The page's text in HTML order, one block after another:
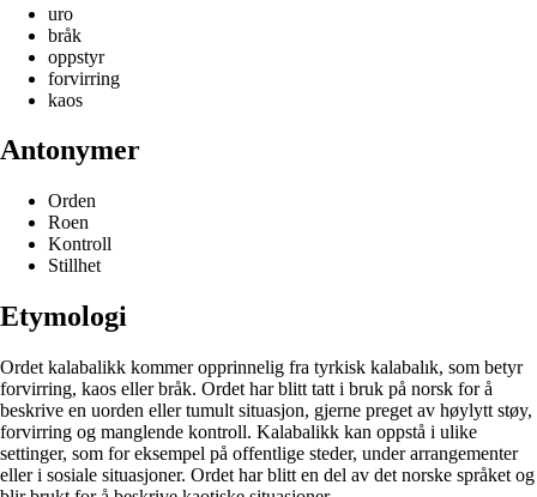
uro
bråk
oppstyr
forvirring
kaos
Antonymer
Orden
Roen
Kontroll
Stillhet
Etymologi
Ordet kalabalikk kommer opprinnelig fra tyrkisk kalabalık, som betyr
forvirring, kaos eller bråk. Ordet har blitt tatt i bruk på norsk for å
beskrive en uorden eller tumult situasjon, gjerne preget av høylytt støy,
forvirring og manglende kontroll. Kalabalikk kan oppstå i ulike
settinger, som for eksempel på offentlige steder, under arrangementer
eller i sosiale situasjoner. Ordet har blitt en del av det norske språket og